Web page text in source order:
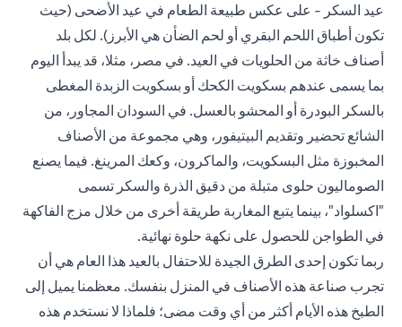
عيد السكر - على عكس طبيعة الطعام في عيد الأضحى (حيث
تكون أطباق اللحم البقري أو لحم الضأن هي الأبرز). لكل بلد
أصناف خاثة من الحلويات في العيد. في مصر، مثلا، قد يبدأ اليوم
بما يسمى عندهم بسكويت الكحك أو بسكويت الزبدة المغطى
بالسكر البودرة أو المحشو بالعسل. في السودان المجاور، من
الشائع تحضير وتقديم البيتيفور، وهي مجموعة من الأصناف
المخبوزة مثل البسكويت، والماكرون، وكعك المرينغ. فيما يصنع
الصوماليون حلوى متبلة من دقيق الذرة والسكر تسمى
"اكسلواد"، بينما يتبع المغاربة طريقة أخرى من خلال مزج الفاكهة
في الطواجن للحصول على نكهة حلوة نهائية.
ربما تكون إحدى الطرق الجيدة للاحتفال بالعيد هذا العام هي أن
تجرب صناعة هذه الأصناف في المنزل بنفسك. معظمنا يميل إلى
الطبخ هذه الأيام أكثر من أي وقت مضى؛ فلماذا لا نستخدم هذه